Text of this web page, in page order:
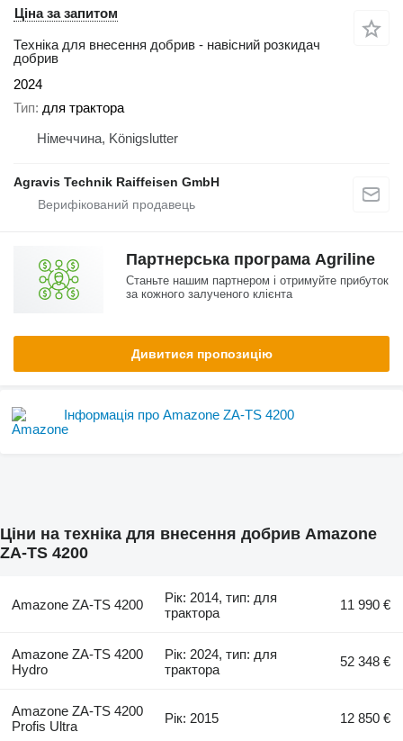
Ціна за запитом
Техніка для внесення добрив - навісний розкидач
добрив
2024
Тип для трактора
Німеччина, Königslutter
Agravis Technik Raiffeisen GmbH
Партнерська програма Agriline
Станьте нашим партнером і отримуйте прибуток
за кожного залученого клієнта
Дивитися пропозицію
Інформація про Amazone ZA-TS 4200
Ціни на техніка для внесення добрив Amazone
ZA-TS 4200
Amazone ZA-TS 4200
Рік: 2014, тип: для
трактора
11 990 €
Amazone ZA-TS 4200
Hydro
Рік: 2024, тип: для
трактора
52 348 €
Amazone ZA-TS 4200
Profis Ultra
Рік: 2015 12 850 €